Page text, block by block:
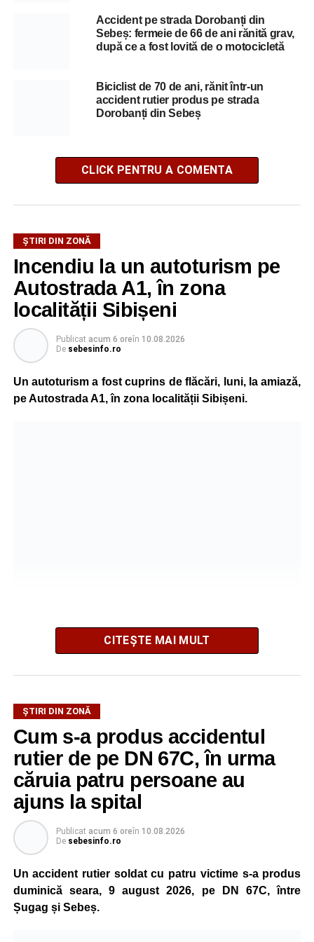
Accident pe strada Dorobanți din
Sebeș: fermeie de 66 de ani rănită grav,
după ce a fost lovită de o motocicletă
Biciclist de 70 de ani, rănit într-un
accident rutier produs pe strada
Dorobanți din Sebeș
CLICK PENTRU A COMENTA
ȘTIRI DIN ZONĂ
Incendiu la un autoturism pe
Autostrada A1, în zona
localității Sibișeni
Publicat acum 6 oreîn 10.08.2026
De sebesinfo.ro
Un autoturism a fost cuprins de flăcări, luni, la amiază,
pe Autostrada A1, în zona localității Sibișeni.
La fața locului intervine Detașamentul de Pompieri
Sebeș, cu o autospecială de stingere cu apă și spumă.
privind existența unor victime sau cauza izbucnirii focului.
Adaugă-ne ca sursă preferată
Urmărește-ne pe Google News
Ultimele știri din Sebeș
Incendiu la un autoturism pe Autostrada A1, în zona
localității Sibișeni
CITEȘTE MAI MULT
ȘTIRI DIN ZONĂ
Cum s-a produs accidentul
rutier de pe DN 67C, în urma
căruia patru persoane au
ajuns la spital
Publicat acum 6 oreîn 10.08.2026
De sebesinfo.ro
Un accident rutier soldat cu patru victime s-a produs
duminică seara, 9 august 2026, pe DN 67C, între
Șugag și Sebeș.